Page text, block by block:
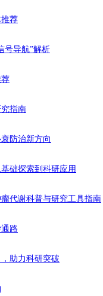
荐
号导航”解析
指南
防治新方向
础探索到科研应用
代谢科普与研究工具指南
路
助力科研突破